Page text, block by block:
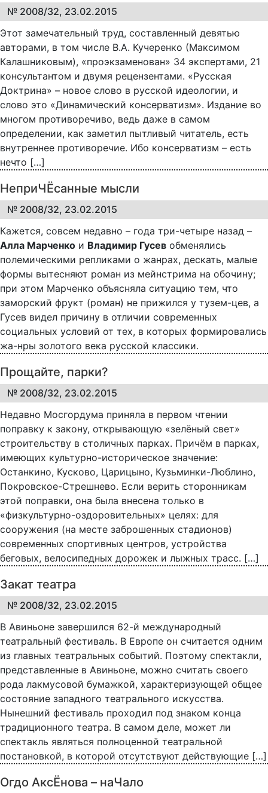
№ 2008/32, 23.02.2015
Этот замечательный труд, составленный девятью
авторами, в том числе В.А. Кучеренко (Максимом
Калашниковым), «проэкзаменован» 34 экспертами, 21
консультантом и двумя рецензентами. «Русская
Доктрина» – новое слово в русской идеологии, и
слово это «Динамический консерватизм». Издание во
многом противоречиво, ведь даже в самом
определении, как заметил пытливый читатель, есть
внутреннее противоречие. Ибо консерватизм – есть
нечто […]
НеприЧЁсанные мысли
№ 2008/32, 23.02.2015
Кажется, совсем недавно – года три-четыре назад –
Алла Марченко и Владимир Гусев обменялись
полемическими репликами о жанрах, дескать, малые
формы вытесняют роман из мейнстрима на обочину;
при этом Марченко объясняла ситуацию тем, что
заморский фрукт (роман) не прижился у тузем-цев, а
Гусев видел причину в отличии современных
социальных условий от тех, в которых формировались
жа-нры золотого века русской классики.
Прощайте, парки?
№ 2008/32, 23.02.2015
Недавно Мосгордума приняла в первом чтении
поправку к закону, открывающую «зелёный свет»
строительству в столичных парках. Причём в парках,
имеющих культурно-историческое значение:
Останкино, Кусково, Царицыно, Кузьминки-Люблино,
Покровское-Стрешнево. Если верить сторонникам
этой поправки, она была внесена только в
«физкультурно-оздоровительных» целях: для
сооружения (на месте заброшенных стадионов)
современных спортивных центров, устройства
беговых, велосипедных дорожек и лыжных трасс. […]
Закат театра
№ 2008/32, 23.02.2015
В Авиньоне завершился 62-й международный
театральный фестиваль. В Европе он считается одним
из главных театральных событий. Поэтому спектакли,
представленные в Авиньоне, можно считать своего
рода лакмусовой бумажкой, характеризующей общее
состояние западного театрального искусства.
Нынешний фестиваль проходил под знаком конца
традиционного театра. В самом деле, может ли
спектакль являться полноценной театральной
постановкой, в которой отсутствуют действующие […]
Огдо АксЁнова – наЧало